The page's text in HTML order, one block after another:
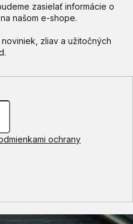
zasielať informácie o
našom e-shope.
ochrany